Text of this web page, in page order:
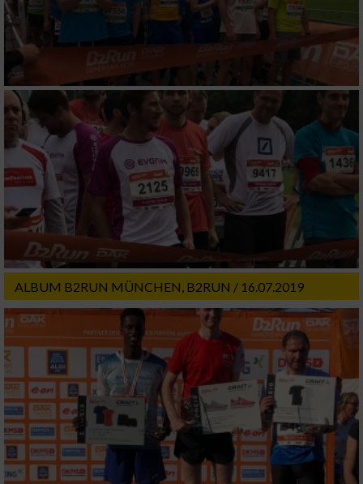
ALBUM B2RUN MÜNCHEN, B2RUN / 16.07.2019
Messung der Performance von Inhalten
Analyse von Zielgruppen durch Statistiken
oder Kombinationen von Daten aus
verschiedenen Quellen
Entwicklung und Verbesserung der Angebote
Verwendung reduzierter Daten zur Auswahl
von Inhalten
IAB-Besonderheiten:
Verwendung genauer Standortdaten
Geräte anhand von aktiv angeforderten
Informationen identifizieren
Nicht-IAB-Verarbeitungszwecke:
Notwendig
Performance